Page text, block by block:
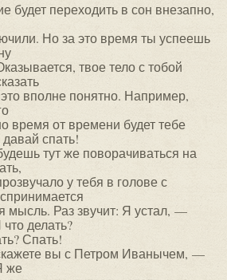
будет переходить в сон внезапно,
Но за это время ты успеешь
твое тело с тобой
вполне понятно. Например,
время от времени будет тебе
спать!
тут же поворачиваться на
у тебя в голове с
мысль. Раз звучит: Я устал, —
делать?
Спать!
вы с Петром Иванычем, —
же